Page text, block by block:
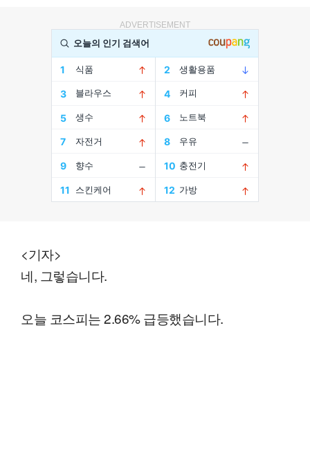
ADVERTISEMENT
<기자>
네, 그렇습니다.
오늘 코스피는 2.66% 급등했습니다.